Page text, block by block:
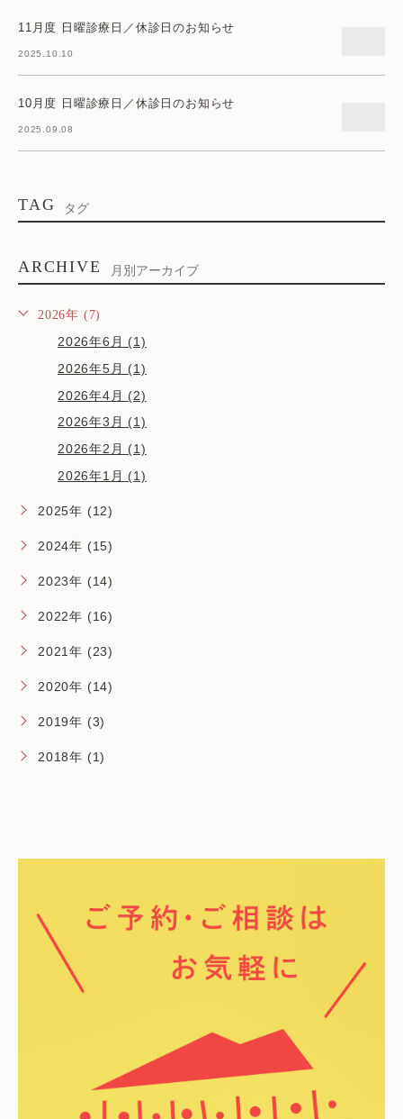
11月度 日曜診療日／休診日のお知らせ
2025.10.10
10月度 日曜診療日／休診日のお知らせ
2025.09.08
TAG タグ
ARCHIVE 月別アーカイブ
2026年 (7)
2026年6月 (1)
2026年5月 (1)
2026年4月 (2)
2026年3月 (1)
2026年2月 (1)
2026年1月 (1)
2025年 (12)
2024年 (15)
2023年 (14)
2022年 (16)
2021年 (23)
2020年 (14)
2019年 (3)
2018年 (1)